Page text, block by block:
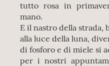
tutto rosa in
mano.
E il nastro della strada,
alla luce della luna,
di fosforo e di miele si
per i nostri